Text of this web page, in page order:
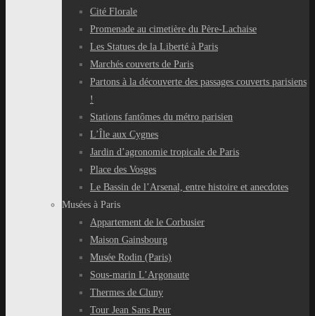
Cité Florale
Promenade au cimetière du Père-Lachaise
Les Statues de la Liberté à Paris
Marchés couverts de Paris
Partons à la découverte des passages couverts parisiens
!
Stations fantômes du métro parisien
L’Île aux Cygnes
Jardin d’agronomie tropicale de Paris
Place des Vosges
Le Bassin de l’Arsenal, entre histoire et anecdotes
Musées à Paris
Appartement de le Corbusier
Maison Gainsbourg
Musée Rodin (Paris)
Sous-marin L’Argonaute
Thermes de Cluny
Tour Jean Sans Peur